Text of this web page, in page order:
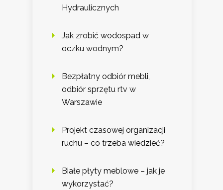
Hydraulicznych
Jak zrobić wodospad w
oczku wodnym?
Bezpłatny odbiór mebli,
odbiór sprzętu rtv w
Warszawie
Projekt czasowej organizacji
ruchu – co trzeba wiedzieć?
Białe płyty meblowe – jak je
wykorzystać?